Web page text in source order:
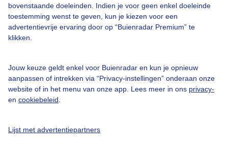
bovenstaande doeleinden. Indien je voor geen enkel doeleinde
toestemming wenst te geven, kun je kiezen voor een
advertentievrije ervaring door op “Buienradar Premium” te
klikken.
Jouw keuze geldt enkel voor Buienradar en kun je opnieuw
aanpassen of intrekken via “Privacy-instellingen” onderaan onze
website of in het menu van onze app. Lees meer in ons privacy-
en cookiebeleid
Lijst met advertentiepartners
Veelgestelde vragen
Contact
Adverteren
Buienradar Team
Cookie beleid